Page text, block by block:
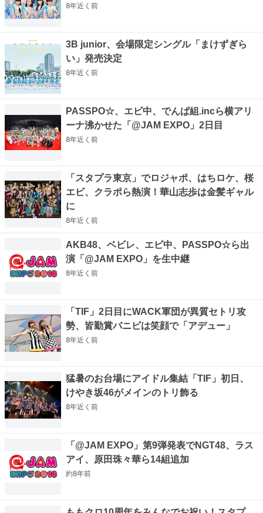
8年近く 前
3B junior、会場限定シングル「まけずぎら
い」発売決定
8年近く 前
PASSPO☆、エビ中、でんぱ組.incら横アリ
ーナ沸かせた「@JAM EXPO」2日目
8年近く 前
「スタプラ東京」でロジャポ、はちロケ、桜
エビ、クラポら熱演！華山志歩は金髪ギャル
に
8年近く 前
AKB48、ベビレ、エビ中、PASSPO☆ら出
演「@JAM EXPO」を生中継
8年近く 前
「TIF」2日目にWACK軍団が異質セトリ攻
勢、皆勤賞バニビは笑顔で「アデュー」
8年近く 前
猛暑のお台場にアイドル集結「TIF」初日、
けやき坂46がメインのトリ飾る
8年近く 前
「@JAM EXPO」第9弾発表でNGT48、ラス
アイ、原田珠々華ら14組追加
約8年前